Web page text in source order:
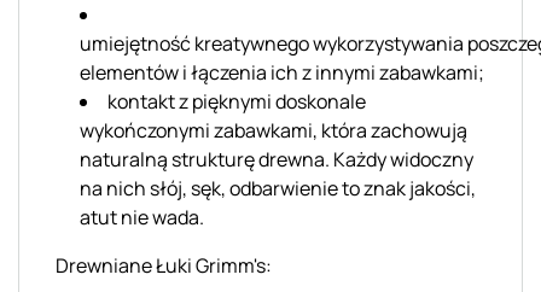
umiejętność kreatywnego wykorzystywania
elementów i łączenia ich z innymi zabawkami;
kontakt z pięknymi doskonale
wykończonymi zabawkami, która zachowują
naturalną strukturę drewna. Każdy widoczny
na nich słój, sęk, odbarwienie to znak jakości,
atut nie wada.
Drewniane ŁukiGrimm's: